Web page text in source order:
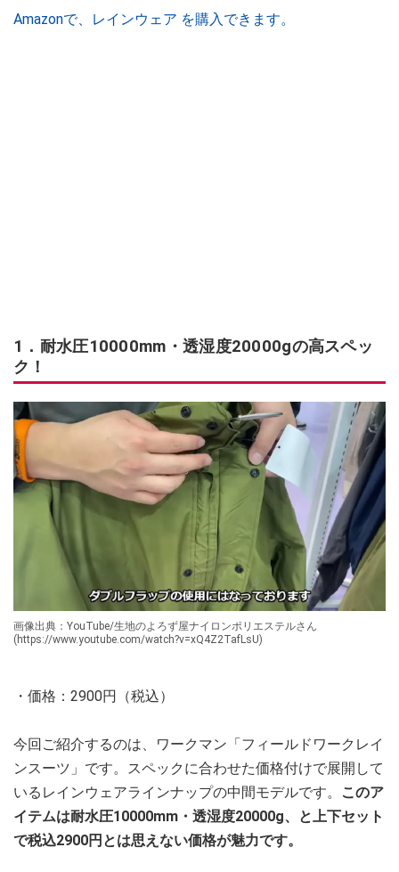
Amazonで、レインウェア を購入できます。
1．耐水圧10000mm・透湿度20000gの高スペッ
ク！
画像出典：YouTube/生地のよろず屋ナイロンポリエステルさん
(https://www.youtube.com/watch?v=xQ4Z2TafLsU)
・価格：2900円（税込）
今回ご紹介するのは、ワークマン「フィールドワークレイ
ンスーツ」です。スペックに合わせた価格付けで展開して
いるレインウェアラインナップの中間モデルです。
このア
イテムは耐水圧10000mm・透湿度20000g、と上下セット
で税込2900円とは思えない価格が魅力です。